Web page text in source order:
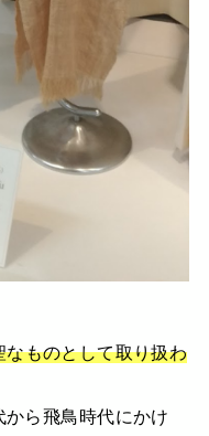
ものとして取り扱わ
ら飛鳥時代にかけ